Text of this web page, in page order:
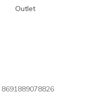
Outlet
8691889078826